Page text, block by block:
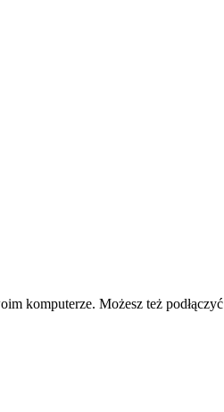
komputerze. Możesz też